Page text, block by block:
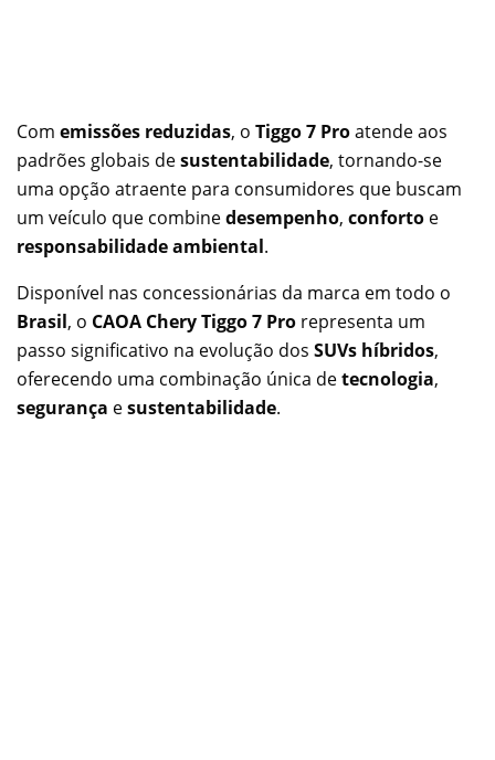
Com emissões reduzidas, o Tiggo 7 Proatende aos
padrões globais desustentabilidade, tornando-se
uma opção atraente para consumidores que buscam
um veículo que combinedesempenho, conforto e
responsabilidade ambiental.
Disponível nas concessionárias da marca em todo o
Brasil, o CAOA Chery Tiggo 7 Pro representa um
passo significativo na evolução dos SUVs híbridos,
oferecendo uma combinação única detecnologia,
segurança esustentabilidade.